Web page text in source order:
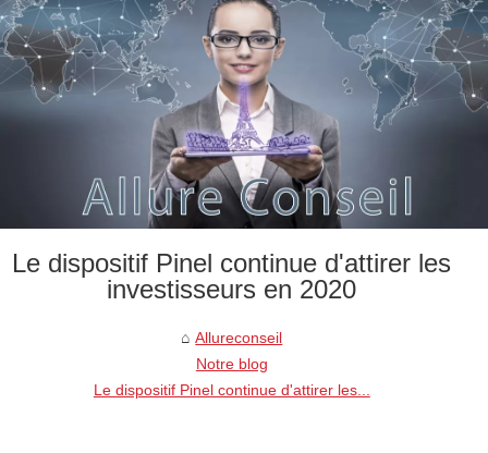
Le dispositif Pinel continue d'attirer les
investisseurs en 2020
Allureconseil
Notre blog
Le dispositif Pinel continue d'attirer les...